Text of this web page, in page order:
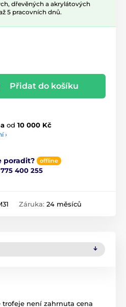
dřevěných a akrylátových
5 pracovních dnů.
Přidat do košíku
od 10 000 Kč
›
poradit? offline
775 400 255
Záruka: 24 měsíců
trofeje není zahrnuta cena